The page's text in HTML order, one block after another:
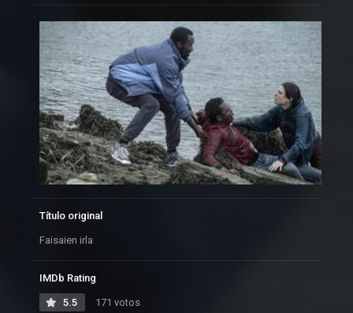
Título original
Faisaien irla
IMDb Rating
5.5 171 votos